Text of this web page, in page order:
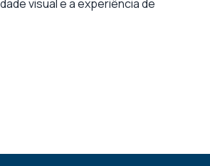
visual e a experiência de